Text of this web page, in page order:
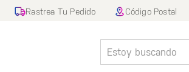
Rastrea Tu Pedido Código Postal